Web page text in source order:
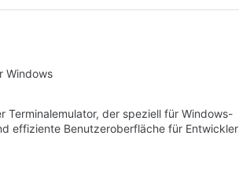
Windows
Terminalemulator, der speziell für Windows-
effiziente Benutzeroberfläche für Entwickler